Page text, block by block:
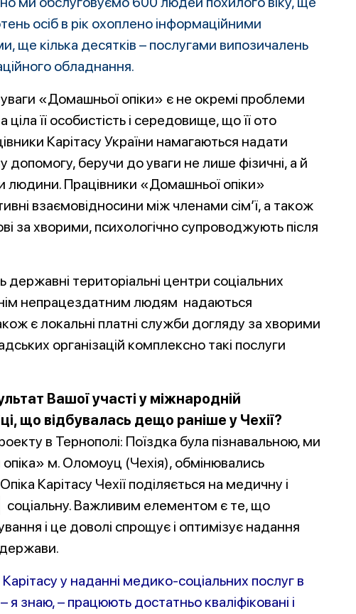
осіб в рік охоплено інформаційними
ще кілька десятків – послугами випозичалень
обладнання.
«Домашньої опіки» є не окремі проблеми
її особистість і середовище, що її ото
Карітасу України намагаються надати
допомогу, беручи до уваги не лише фізичні, а й
людини. Працівники «Домашньої опіки»
взаємовідносини між членами сім’ї, а також
за хворими, психологічно супроводжують після
державні територіальні центри соціальних
непрацездатним людям надаються
є локальні платні служби догляду за хворими
організацій комплексно такі послуги
Вашої участі у міжнародній
що відбувалась дещо раніше у Чехії?
в Тернополі: Поїздка була пізнавальною, ми
м. Оломоуц (Чехія), обмінювались
Карітасу Чехії поділяється на медичну і
соціальну. Важливим елементом є те, що
і це доволі спрощує і оптимізує надання
у наданні медико-соціальних послуг в
я знаю, – працюють достатньо кваліфіковані і